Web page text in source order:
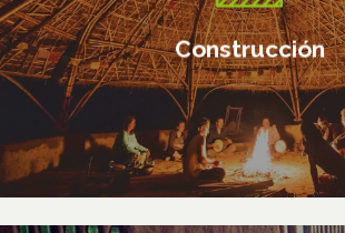
Construcción
bioconstruccion